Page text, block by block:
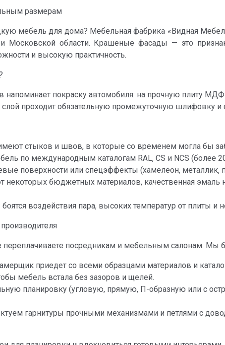
размерам
мебель для дома? Мебельная фабрика «Видная
области. Крашеные фасады — это
и высокую практичность.
покраску автомобиля: на прочную плиту МДФ
проходит обязательную промежуточную шлифовку и
стыков и швов, в которые со временем могла бы
по международным каталогам RAL, CS и NCS (более
поверхности или спецэффекты (хамелеон, металлик,
некоторых бюджетных материалов, качественная
воздействия пара, высоких температур от плиты и
посредникам и мебельным салонам. Мы
приедет со всеми образцами материалов и
мебель встала без зазоров и щелей.
планировку (угловую, прямую, П-образную или с
гарнитуры прочными механизмами и петлями с